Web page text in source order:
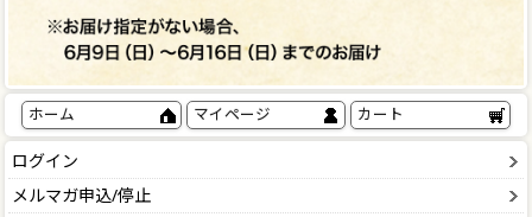
ホーム マイページ カート
ログイン
メルマガ申込/停止